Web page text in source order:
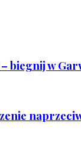
biegnij w